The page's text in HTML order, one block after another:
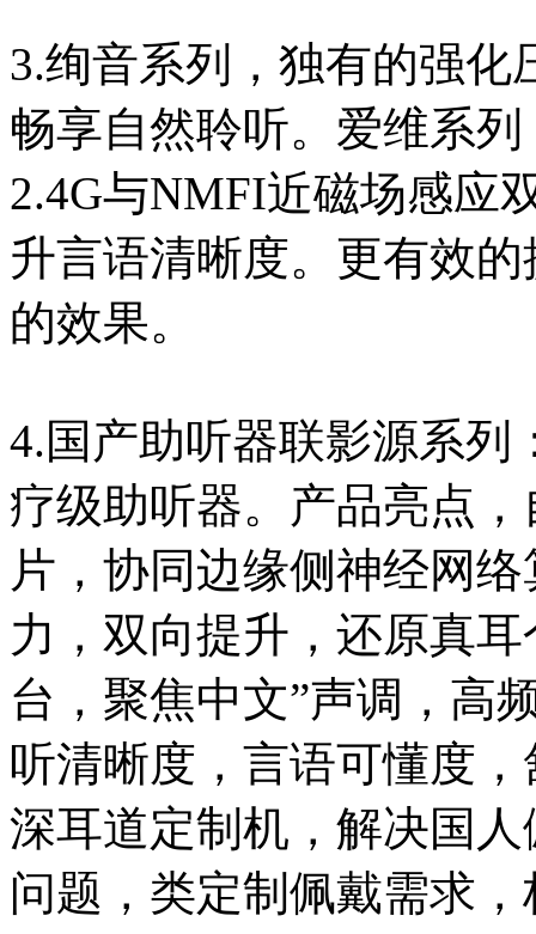
3.绚音系列，独有的强
畅享自然聆听。爱维系
2.4G与NMFI近磁场感应
升言语清晰度。更有效
的效果。
4.国产助听器联影源系列
疗级助听器。产品亮点
片，协同边缘侧神经网
力，双向提升，还原真
台，聚焦中文”声调，高
听清晰度，言语可懂度
深耳道定制机，解决国
问题，类定制佩戴需求